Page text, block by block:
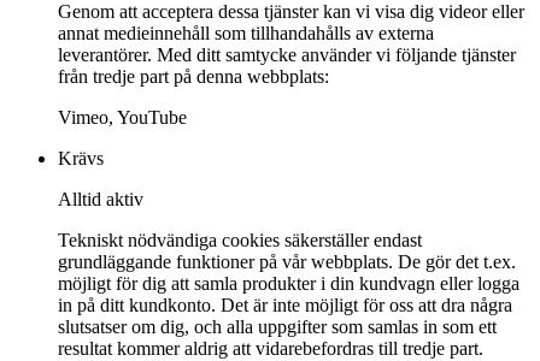
Genom att acceptera dessa tjänster kan vi visa dig videor eller
annat medieinnehåll som tillhandahålls av externa
leverantörer. Med ditt samtycke använder vi följande tjänster
från tredje part på denna webbplats:
Vimeo, YouTube
Krävs
Alltid aktiv
Tekniskt nödvändiga cookies säkerställer endast
grundläggande funktioner på vår webbplats. De gör det t.ex.
möjligt för dig att samla produkter i din kundvagn eller logga
in på ditt kundkonto. Det är inte möjligt för oss att dra några
slutsatser om dig, och alla uppgifter som samlas in som ett
resultat kommer aldrig att vidarebefordras till tredje part.